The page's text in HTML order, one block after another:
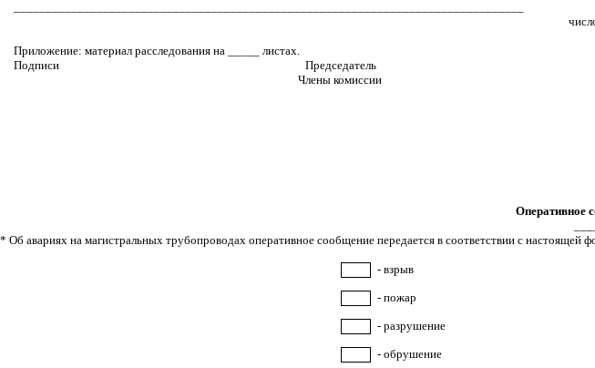
Приложение: материал расследования на _____ листах.
Подписи
Председатель
Члены комиссии
Оперативное
* Об авариях на магистральных трубопроводах оперативное сообщение передается в соответствии с
- взрыв
- пожар
- разрушение
- обрушение